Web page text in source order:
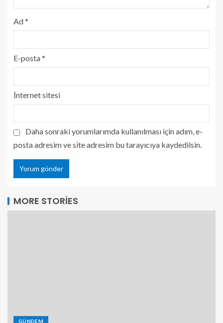
Ad*
E-posta*
İnternet sitesi
Daha sonraki yorumlarımda kullanılması için adım, e-
posta adresim ve site adresim bu tarayıcıya kaydedilsin.
MORE STORIES
GÜNDEM